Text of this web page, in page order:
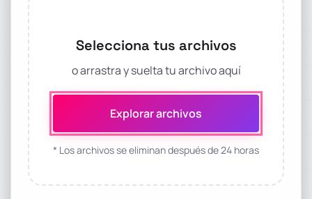
Selecciona tus archivos
o arrastra y suelta tu archivo aquí
Explorar archivos
* Los archivos se eliminan después de 24 horas